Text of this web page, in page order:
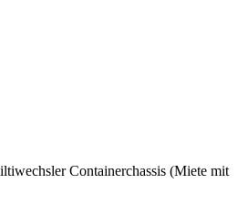
Containerchassis (Miete mit